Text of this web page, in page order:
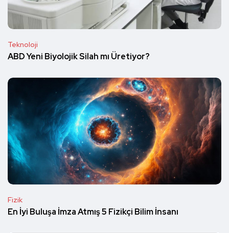
Teknoloji
ABD Yeni Biyolojik Silah mı Üretiyor?
Fizik
En İyi Buluşa İmza Atmış 5 Fizikçi Bilim İnsanı